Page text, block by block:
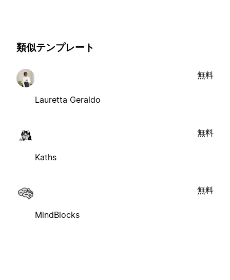
類似テンプレート
Lauretta Geraldo
無料
Kaths
無料
MindBlocks
無料